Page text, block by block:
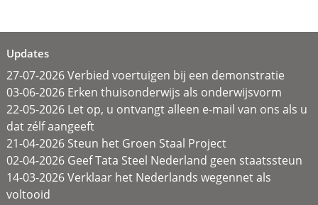
Updates
27-07-2026 Verbied voertuigen bij een demonstratie
03-06-2026 Erken thuisonderwijs als onderwijsvorm
22-05-2026 Let op, u ontvangt alleen e-mail van ons als u
dat zélf aangeeft
21-04-2026 Steun het Groen Staal Project
02-04-2026 Geef Tata Steel Nederland geen staatssteun
14-03-2026 Verklaar het Nederlands wegennet als
voltooid